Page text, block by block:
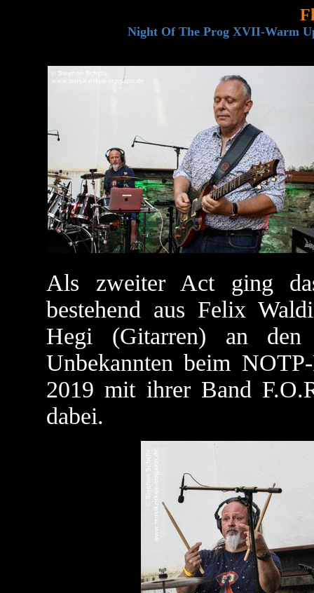
Night Of The Prog XVII-Warm
Als zweiter Act ging
bestehend aus Felix
Hegi (Gitarren) an
Unbekannten beim
2019 mit ihrer Band
dabei.